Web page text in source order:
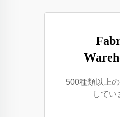
500種類以上
してい